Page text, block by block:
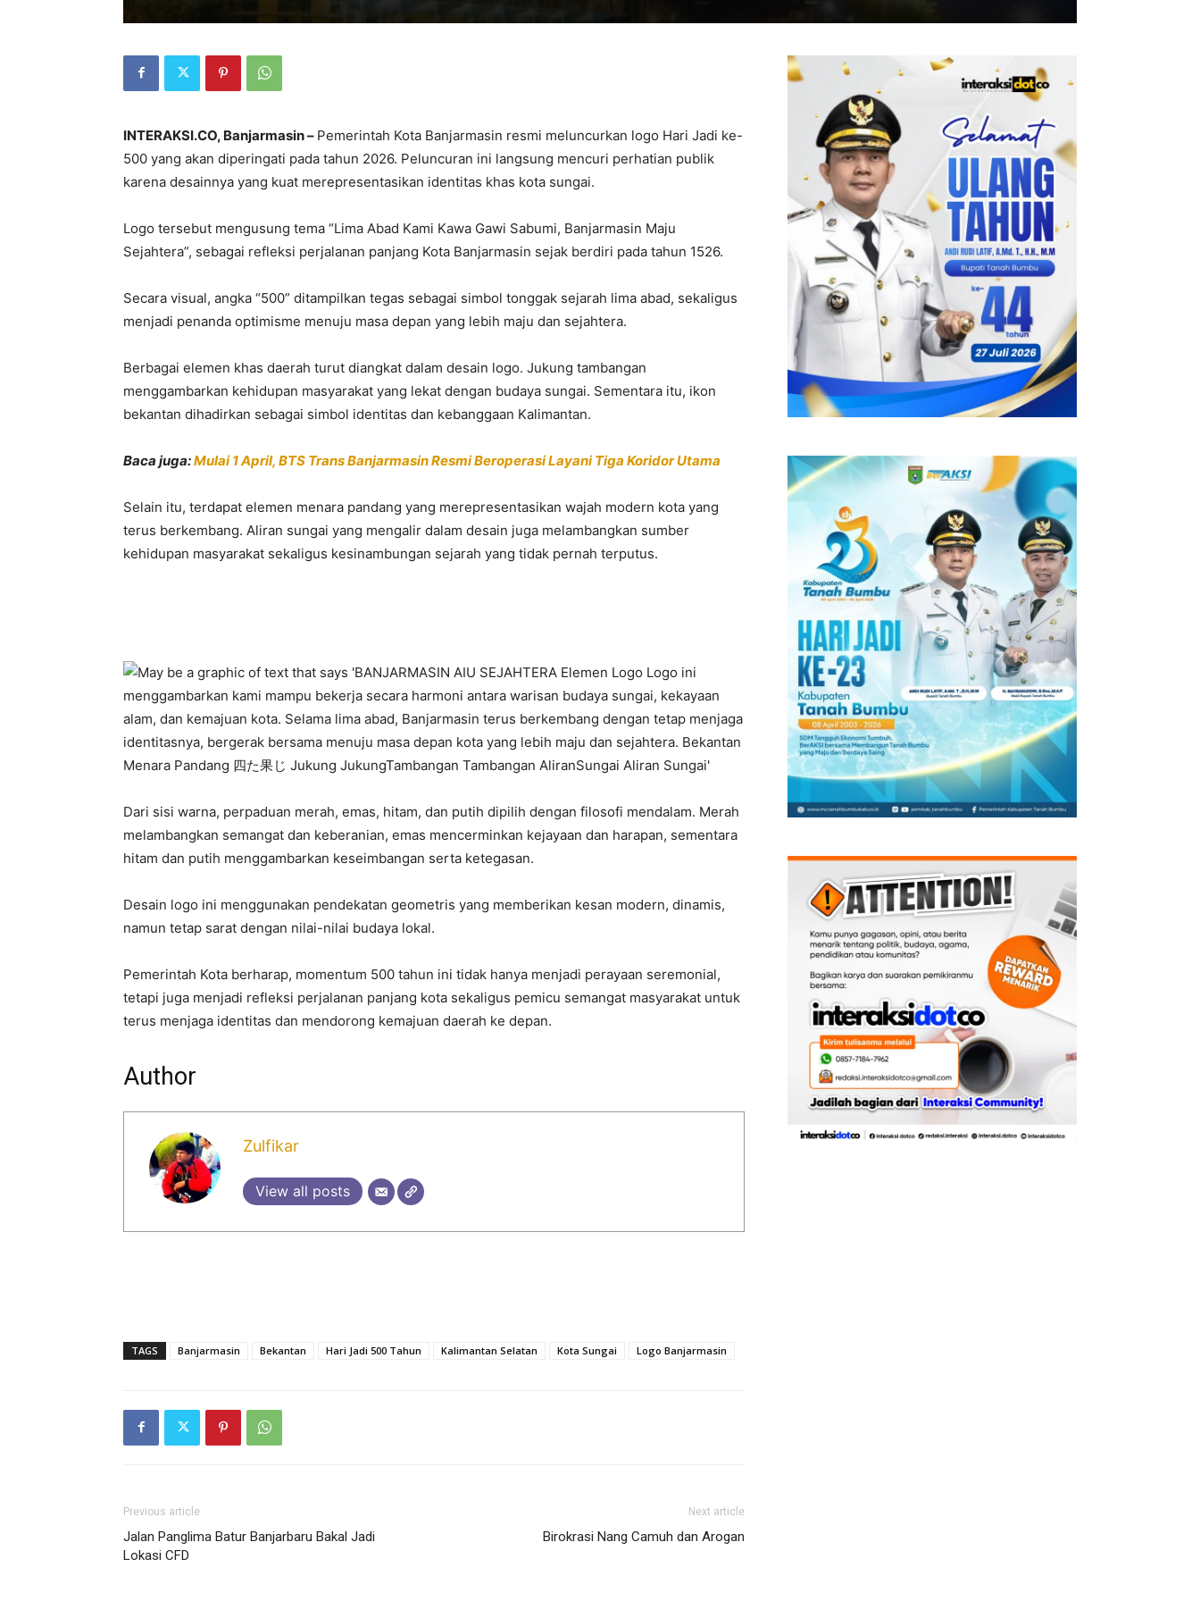
INTERAKSI.CO, Banjarmasin – Pemerintah Kota Banjarmasin resmi meluncurkan logo Hari Jadi ke-
500 yang akan diperingati pada tahun 2026. Peluncuran ini langsung mencuri perhatian publik
karena desainnya yang kuat merepresentasikan identitas khas kota sungai.
Logo tersebut mengusung tema “Lima Abad Kami Kawa Gawi Sabumi, Banjarmasin Maju
Sejahtera”, sebagai refleksi perjalanan panjang Kota Banjarmasin sejak berdiri pada tahun 1526.
Secara visual, angka “500” ditampilkan tegas sebagai simbol tonggak sejarah lima abad, sekaligus
menjadi penanda optimisme menuju masa depan yang lebih maju dan sejahtera.
Berbagai elemen khas daerah turut diangkat dalam desain logo. Jukung tambangan
menggambarkan kehidupan masyarakat yang lekat dengan budaya sungai. Sementara itu, ikon
bekantan dihadirkan sebagai simbol identitas dan kebanggaan Kalimantan.
Baca juga:Mulai 1 April, BTS Trans Banjarmasin Resmi Beroperasi Layani Tiga Koridor Utama
Selain itu, terdapat elemen menara pandang yang merepresentasikan wajah modern kota yang
terus berkembang. Aliran sungai yang mengalir dalam desain juga melambangkan sumber
kehidupan masyarakat sekaligus kesinambungan sejarah yang tidak pernah terputus.
Dari sisi warna, perpaduan merah, emas, hitam, dan putih dipilih dengan filosofi mendalam. Merah
melambangkan semangat dan keberanian, emas mencerminkan kejayaan dan harapan, sementara
hitam dan putih menggambarkan keseimbangan serta ketegasan.
Desain logo ini menggunakan pendekatan geometris yang memberikan kesan modern, dinamis,
namun tetap sarat dengan nilai-nilai budaya lokal.
Pemerintah Kota berharap, momentum 500 tahun ini tidak hanya menjadi perayaan seremonial,
tetapi juga menjadi refleksi perjalanan panjang kota sekaligus pemicu semangat masyarakat untuk
terus menjaga identitas dan mendorong kemajuan daerah ke depan.
Author
Zulfikar
View all posts
TAGS Banjarmasin Bekantan Hari Jadi 500 Tahun Kalimantan Selatan Kota Sungai Logo Banjarmasin
Previous article
Jalan Panglima Batur Banjarbaru Bakal Jadi
Lokasi CFD
Next article
Birokrasi Nang Camuh dan Arogan